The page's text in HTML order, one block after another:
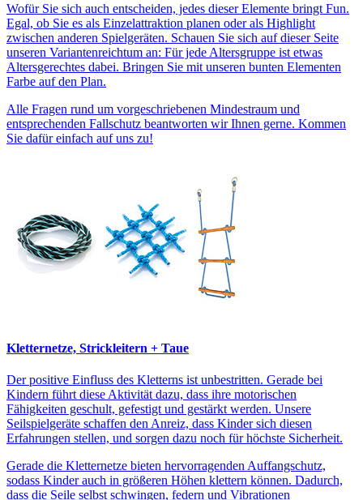
Wofür Sie sich auch entscheiden, jedes dieser Elemente bringt Fun.
Egal, ob Sie es als Einzelattraktion planen oder als Highlight
zwischen anderen Spielgeräten. Schauen Sie sich auf dieser Seite
unseren Variantenreichtum an: Für jede Altersgruppe ist etwas
Altersgerechtes dabei. Bringen Sie mit unseren bunten Elementen
Farbe auf den Plan.
Alle Fragen rund um vorgeschriebenen Mindestraum und
entsprechenden Fallschutz beantworten wir Ihnen gerne. Kommen
Sie dafür einfach auf uns zu!
Kletternetze, Strickleitern + Taue
Der positive Einfluss des Kletterns ist unbestritten. Gerade bei
Kindern führt diese Aktivität dazu, dass ihre motorischen
Fähigkeiten geschult, gefestigt und gestärkt werden. Unsere
Seilspielgeräte schaffen den Anreiz, dass Kinder sich diesen
Erfahrungen stellen, und sorgen dazu noch für höchste Sicherheit.
Gerade die Kletternetze bieten hervorragenden Auffangschutz,
sodass Kinder auch in größeren Höhen klettern können. Dadurch,
dass die Seile selbst schwingen, federn und Vibrationen